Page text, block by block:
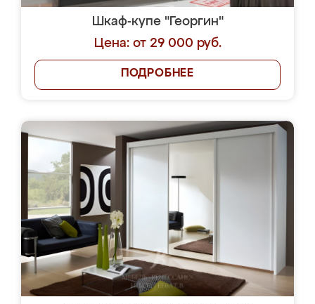
Шкаф-купе "Георгин"
Цена: от 29 000 руб.
ПОДРОБНЕЕ